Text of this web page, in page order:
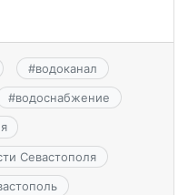
#водоканал
#водоснабжение
Севастополя